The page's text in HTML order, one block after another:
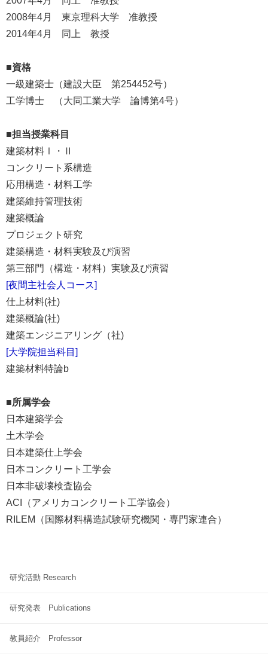
2008年4月 東京理科大学 准教授
2014年4月 同上 教授
■資格
一級建築士（建設大臣 第254452号）
工学博士 （大同工業大学 論博第4号）
■担当授業科目
建築材料Ⅰ・Ⅱ
コンクリート系構造
応用構造・材料工学
建築維持管理技術
建築概論
プロジェクト研究
建築構造・材料実験及び演習
第三部門（構造・材料）実験及び演習
[夜間主社会人コース]
仕上材料(社)
建築概論(社)
建築エンジニアリング（社)
[大学院担当科目]
建築材料特論b
■所属学会
日本建築学会
土木学会
日本建築仕上学会
日本コンクリート工学会
日本非破壊検査協会
ACI（アメリカコンクリート工学協会）
RILEM（国際材料構造試験研究機関・専門家連合）
研究活動 Research
研究発表 Publications
教員紹介 Professor